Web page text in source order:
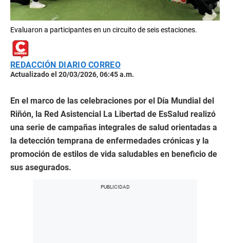
Evaluaron a participantes en un circuito de seis estaciones.
REDACCIÓN DIARIO CORREO
Actualizado el 20/03/2026, 06:45 a.m.
En el marco de las celebraciones por el Día Mundial del
Riñón, la Red Asistencial La Libertad de EsSalud realizó
una serie de campañas integrales de salud orientadas a
la detección temprana de enfermedades crónicas y la
promoción de estilos de vida saludables en beneficio de
sus asegurados.